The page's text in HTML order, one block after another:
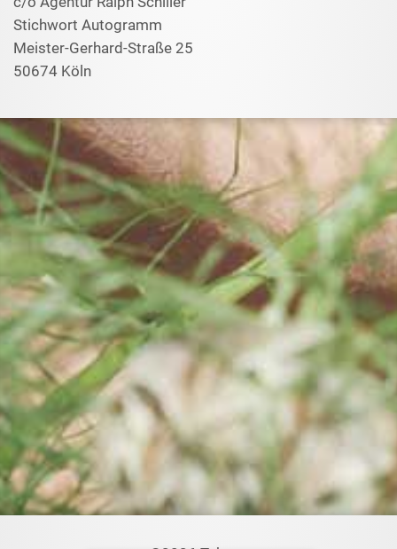
Stichwort Autogramm
Meister-Gerhard-Straße 25
50674 Köln